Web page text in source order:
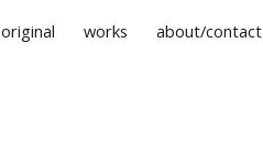
Skip to navigation
original works about/contact